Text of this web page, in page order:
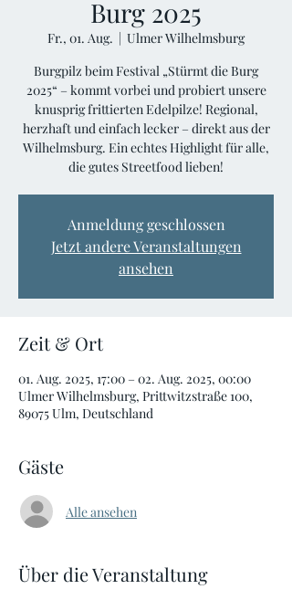
Burg 2025
Fr., 01. Aug.
  |
Ulmer Wilhelmsburg
Burgpilz beim Festival „Stürmt die Burg
2025“ – kommt vorbei und probiert unsere
knusprig frittierten Edelpilze! Regional,
herzhaft und einfach lecker – direkt aus der
Wilhelmsburg. Ein echtes Highlight für alle,
die gutes Streetfood lieben!
Anmeldung geschlossen
Jetzt andere Veranstaltungen
ansehen
Zeit & Ort
01. Aug. 2025, 17:00 – 02. Aug. 2025, 00:00
Ulmer Wilhelmsburg, Prittwitzstraße 100,
89075 Ulm, Deutschland
Gäste
Alle ansehen
Über die Veranstaltung